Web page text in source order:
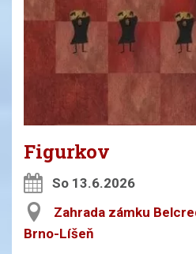
Figurkov
So 13.6.2026
Zahrada zámku
Brno-Líšeň